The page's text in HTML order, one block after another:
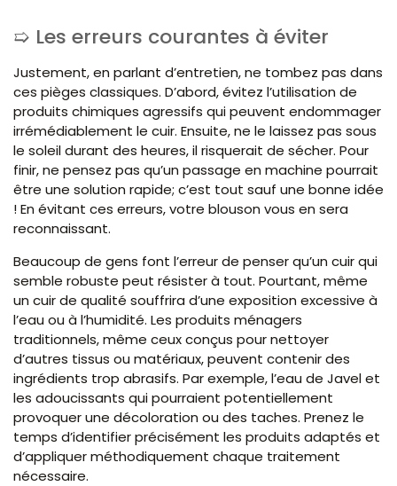
Les erreurs courantes à éviter
Justement, en parlant d’entretien, ne tombez pas dans
ces pièges classiques. D’abord, évitez l’utilisation de
produits chimiques agressifs qui peuvent endommager
irrémédiablement le cuir. Ensuite, ne le laissez pas sous
le soleil durant des heures, il risquerait de sécher. Pour
finir, ne pensez pas qu’un passage en machine pourrait
être une solution rapide; c’est tout sauf une bonne idée
! En évitant ces erreurs, votre blouson vous en sera
reconnaissant.
Beaucoup de gens font l’erreur de penser qu’un cuir qui
semble robuste peut résister à tout. Pourtant, même
un cuir de qualité souffrira d’une exposition excessive à
l’eau ou à l’humidité. Les produits ménagers
traditionnels, même ceux conçus pour nettoyer
d’autres tissus ou matériaux, peuvent contenir des
ingrédients trop abrasifs. Par exemple, l’eau de Javel et
les adoucissants qui pourraient potentiellement
provoquer une décoloration ou des taches. Prenez le
temps d’identifier précisément les produits adaptés et
d’appliquer méthodiquement chaque traitement
nécessaire.